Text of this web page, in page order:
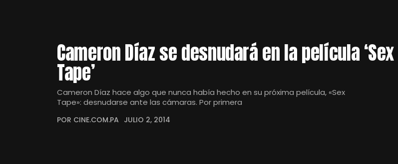
Cameron Díaz se desnudará en la película ‘Sex
Tape’
Cameron Díaz hace algo que nunca había hecho en su próxima película, «Sex
Tape»: desnudarse ante las cámaras. Por primera
POR CINE.COM.PA JULIO 2, 2014